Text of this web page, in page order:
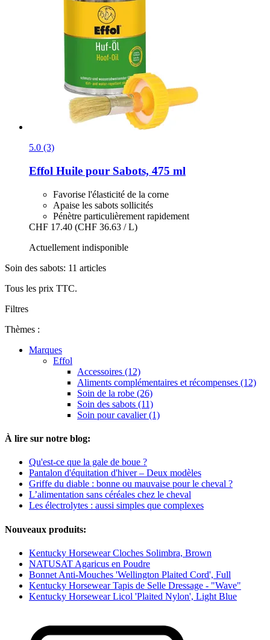
5.0 (3)
Effol Huile pour Sabots, 475 ml
Favorise l'élasticité de la corne
Apaise les sabots sollicités
Pénètre particulièrement rapidement
CHF 17.40 (CHF 36.63 / L)
Actuellement indisponible
Soin des sabots: 11 articles
Tous les prix TTC.
Filtres
Thèmes :
Marques
Effol
Accessoires (12)
Aliments complémentaires et récompenses (12)
Soin de la robe (26)
Soin des sabots (11)
Soin pour cavalier (1)
À lire sur notre blog:
Qu'est-ce que la gale de boue ?
Pantalon d'équitation d'hiver – Deux modèles
Griffe du diable : bonne ou mauvaise pour le cheval ?
L’alimentation sans céréales chez le cheval
Les électrolytes : aussi simples que complexes
Nouveaux produits:
Kentucky Horsewear Cloches Solimbra, Brown
NATUSAT Agaricus en Poudre
Bonnet Anti-Mouches 'Wellington Plaited Cord', Full
Kentucky Horsewear Tapis de Selle Dressage - "Wave"
Kentucky Horsewear Licol 'Plaited Nylon', Light Blue